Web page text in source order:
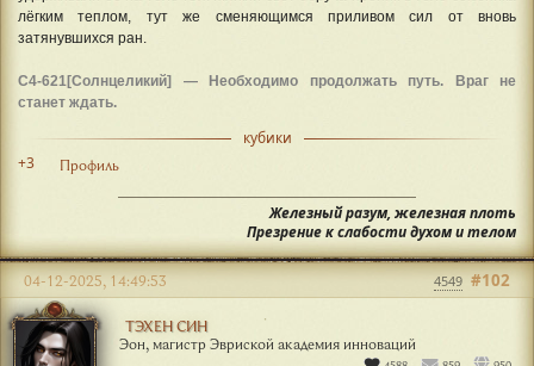
лёгким теплом, тут же сменяющимся приливом сил от вновь
затянувшихся ран.
С4-621[Солнцеликий] — Необходимо продолжать путь. Враг не
станет ждать.
кубики
+3
Профиль
Железный разум, железная плоть
Презрение к слабости духом и телом
ТЭХЕН СИН
Эон, магистр Эвриской академия инноваций
#102
04-12-2025, 14:49:53 4549